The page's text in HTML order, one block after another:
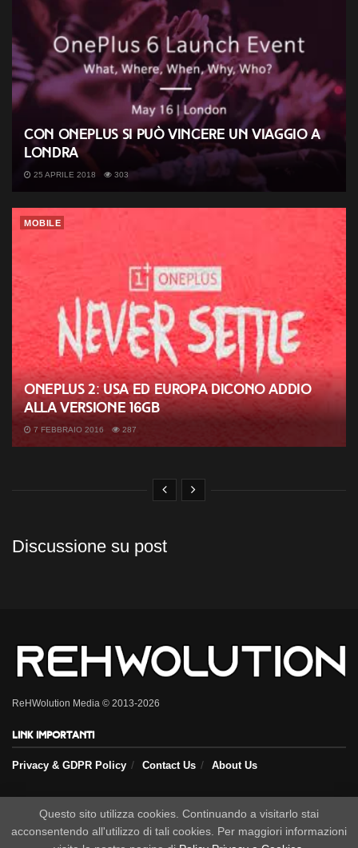
Con OnePlus si può vincere un viaggio a
Londra
25 APRILE 2018 303
MOBILE
Oneplus 2: USA ed Europa dicono addio
alla versione 16GB
7 FEBBRAIO 2016 287
Discussione su post
ReHWolution Media © 2013-2026
Link importanti
Privacy & GDPR Policy Contact Us About Us
Seguici sui nostri social
Questo sito utilizza cookies. Continuando a visitarlo stai
acconsentendo all'utilizzo di tali cookies. Per maggiori informazioni